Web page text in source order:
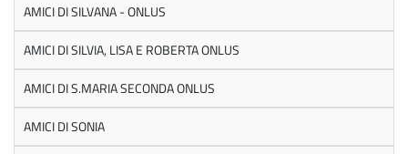
AMICI DI SILVANA - ONLUS
AMICI DI SILVIA, LISA E ROBERTA ONLUS
AMICI DI S.MARIA SECONDA ONLUS
AMICI DI SONIA